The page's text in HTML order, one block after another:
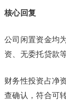
核心回复
公司闲置资金均
资、无委托贷款
财务性投资占净
查确认，符合可